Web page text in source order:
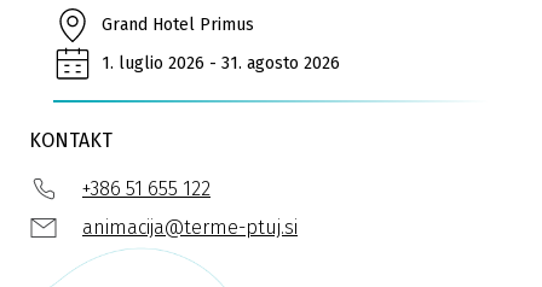
Grand Hotel Primus
1. luglio 2026 - 31. agosto 2026
KONTAKT
+386 51 655 122
animacija@terme-ptuj.si